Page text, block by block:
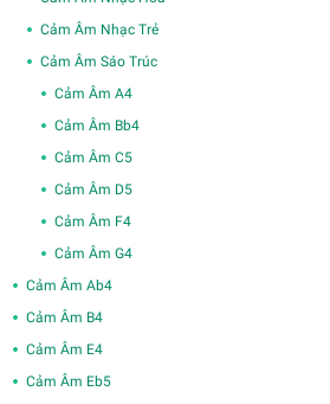
Cảm Âm Nhạc Trẻ
Cảm Âm Sáo Trúc
Cảm Âm A4
Cảm Âm Bb4
Cảm Âm C5
Cảm Âm D5
Cảm Âm F4
Cảm Âm G4
Cảm Âm Ab4
Cảm Âm B4
Cảm Âm E4
Cảm Âm Eb5